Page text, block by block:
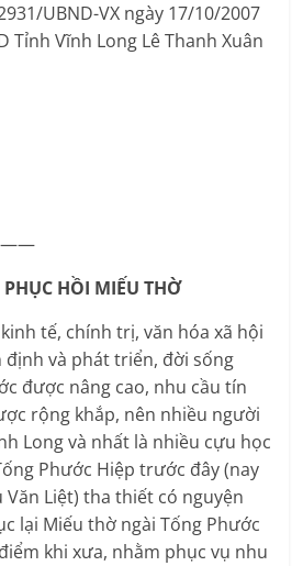
UBND-VX ngày 17/10/2007
Tỉnh Vĩnh Long Lê Thanh Xuân
HỒI MIẾU THỜ
tế, chính trị, văn hóa xã hội
định và phát triển, đời sống
được nâng cao, nhu cầu tín
rộng khắp, nên nhiều người
Long và nhất là nhiều cựu học
Phước Hiệp trước đây (nay
Văn Liệt) tha thiết có nguyện
lại Miếu thờ ngài Tống Phước
khi xưa, nhằm phục vụ nhu